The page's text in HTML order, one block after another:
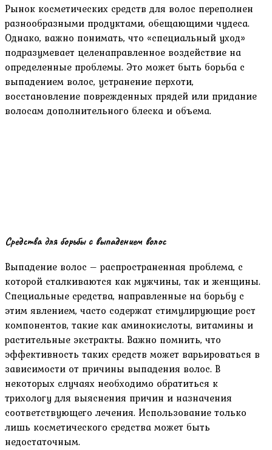
Рынок косметических средств для волос переполнен
разнообразными продуктами, обещающими чудеса.
Однако, важно понимать, что «специальный уход»
подразумевает целенаправленное воздействие на
определенные проблемы. Это может быть борьба с
выпадением волос, устранение перхоти,
восстановление поврежденных прядей или придание
волосам дополнительного блеска и объема.
Средства для борьбы с выпадением волос
Выпадение волос – распространенная проблема, с
которой сталкиваются как мужчины, так и женщины.
Специальные средства, направленные на борьбу с
этим явлением, часто содержат стимулирующие рост
компонентов, такие как аминокислоты, витамины и
растительные экстракты. Важно помнить, что
эффективность таких средств может варьироваться в
зависимости от причины выпадения волос. В
некоторых случаях необходимо обратиться к
трихологу для выяснения причин и назначения
соответствующего лечения. Использование только
лишь косметического средства может быть
недостаточным.